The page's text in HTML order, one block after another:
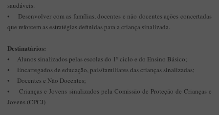
saudáveis.
• Desenvolver com as famílias, docentes e não docentes ações concertadas
que reforcem as estratégias definidas para a criança sinalizada.
Destinatários:
• Alunos sinalizados pelas escolas do 1º ciclo e do Ensino Básico;
• Encarregados de educação, pais/familiares das crianças sinalizadas;
• Docentes e Não Docentes;
• Crianças e Jovens sinalizados pela Comissão de Proteção de Crianças e
Jovens (CPCJ)